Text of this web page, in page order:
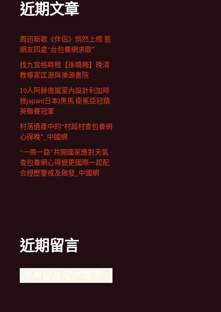
近期文章
周迅新歌《伴侶》悄然上榜 惹
網友四處“台包養網求歌”
找九宮格時租【孫曉梅】晚清
教導家匡源與濼源書院
10人阿赫億嵐室內設計利加時
挫japan(日本)黑馬 衛冕亞冠精
英聯賽冠軍
村落遺產中的“村超村查包養網
心得晚”_中國網
“一帶一路”共開國家應對天氣
查包養網心得變更國際一起配
合經歷鑒戒及啟發_中國網
近期留言
尚無留言可供顯示。